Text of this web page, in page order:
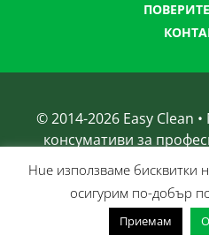
© 2014-2026 Easy Clean
консумативи за
Нue използвамe бисквитки
осигурим по-добър
Приемам